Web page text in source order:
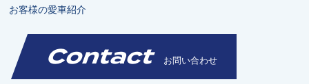
お客様の愛車紹介
Contact お問い合わせ